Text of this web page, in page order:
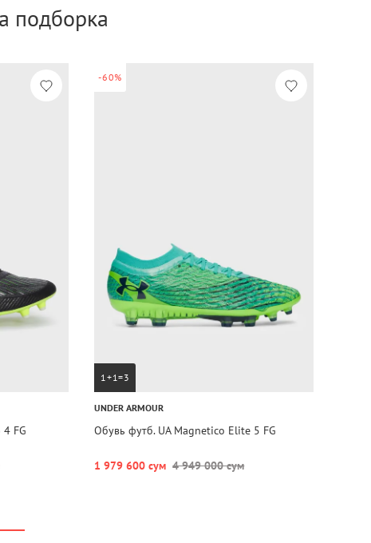
подборка
FG
-60%
1+1=3
UNDER ARMOUR
Обувь футб. UA Magnetico Elite 5 FG
1 979 600 сум 4 949 000 сум